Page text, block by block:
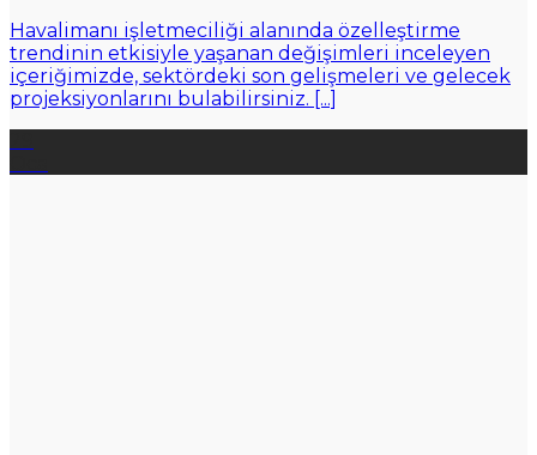
Havalimanı işletmeciliği alanında özelleştirme
trendinin etkisiyle yaşanan değişimleri inceleyen
içeriğimizde, sektördeki son gelişmeleri ve gelecek
projeksiyonlarını bulabilirsiniz. [...]